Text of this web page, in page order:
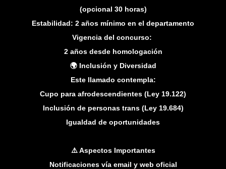
(opcional 30 horas)
Estabilidad: 2 años mínimo en el departamento
Vigencia del concurso:
2 años desde homologación
🌍 Inclusión y Diversidad
Este llamado contempla:
Cupo para afrodescendientes (Ley 19.122)
Inclusión de personas trans (Ley 19.684)
Igualdad de oportunidades
⚠️ Aspectos Importantes
Notificaciones vía email y web oficial